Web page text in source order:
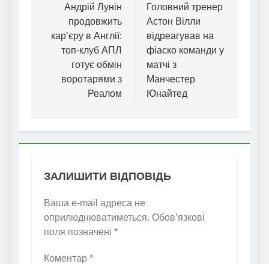
записів
Андрій Лунін
продовжить
карʼєру в Англії:
топ-клуб АПЛ
готує обмін
воротарями з
Реалом
Головний тренер
Астон Вілли
відреагував на
фіаско команди у
матчі з
Манчестер
Юнайтед
ЗАЛИШИТИ ВІДПОВІДЬ
Ваша e-mail адреса не
оприлюднюватиметься. Обов’язкові
поля позначені *
Коментар *